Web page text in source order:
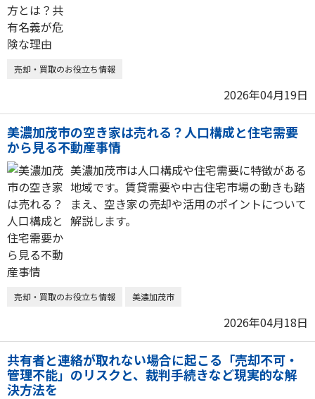
売却・買取のお役立ち情報
2026年04月19日
美濃加茂市の空き家は売れる？人口構成と住宅需要
から見る不動産事情
美濃加茂市は人口構成や住宅需要に特徴がある
地域です。賃貸需要や中古住宅市場の動きも踏
まえ、空き家の売却や活用のポイントについて
解説します。
売却・買取のお役立ち情報 美濃加茂市
2026年04月18日
共有者と連絡が取れない場合に起こる「売却不可・
管理不能」のリスクと、裁判手続きなど現実的な解
決方法を